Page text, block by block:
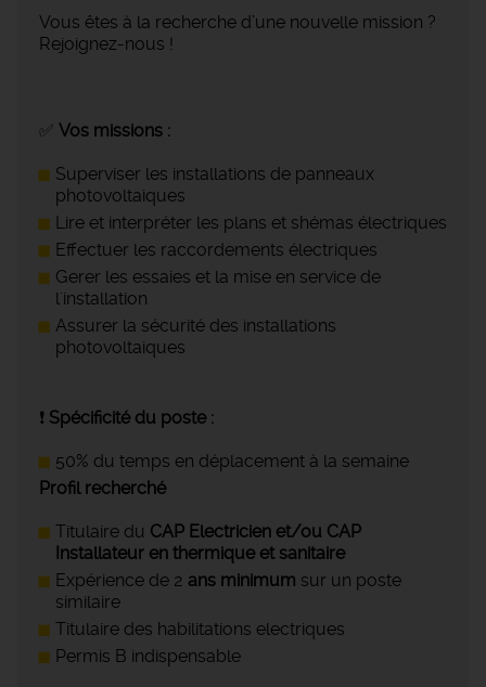
Vous êtes à la recherche d’une nouvelle mission ?
Rejoignez-nous !
✅ Vos missions :
Superviser les installations de panneaux
photovoltaiques
Lire et interpréter les plans et shémas électriques
Effectuer les raccordements électriques
Gerer les essaies et la mise en service de
l'installation
Assurer la sécurité des installations
photovoltaiques
❗ Spécificité du poste :
50% du temps en déplacement à la semaine
Profil recherché
Titulaire du CAP Electricien et/ou CAP
Installateur en thermique et sanitaire
Expérience de 2 ans minimum sur un poste
similaire
Titulaire des habilitations electriques
Permis B indispensable